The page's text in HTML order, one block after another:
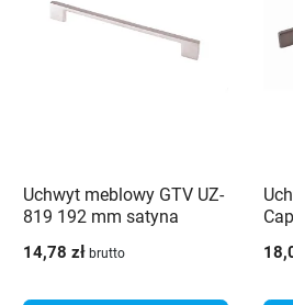
Uchwyt meblowy GTV UZ-
819 192 mm satyna
14,78 zł brutto